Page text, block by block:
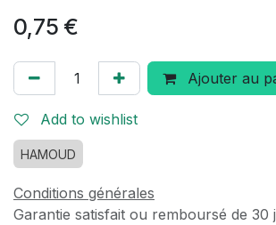
0,75 €
Ajouter au
Add to wishlist
HAMOUD
Conditions générales
Garantie satisfait ou remboursé de 30